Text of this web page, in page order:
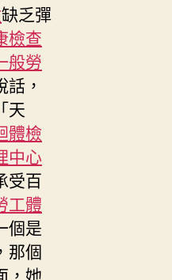
缺乏彈
檢查
般勞
話，
「天
體檢
中心
受百
工體
個是
那個
，她